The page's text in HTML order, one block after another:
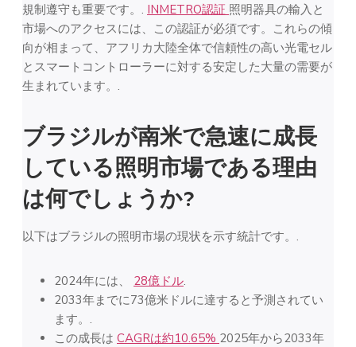
規制遵守も重要です。. INMETRO認証 照明器具の輸入と
市場へのアクセスには、この認証が必須です。これらの傾
向が相まって、アフリカ大陸全体で信頼性の高い光電セル
とスマートコントローラーに対する安定した大量の需要が
生まれています。.
ブラジルが南米で急速に成長
している照明市場である理由
は何でしょうか?
以下はブラジルの照明市場の現状を示す統計です。.
2024年には、 28億ドル.
2033年までに73億米ドルに達すると予測されてい
ます。.
この成長は CAGRは約10.65% 2025年から2033年